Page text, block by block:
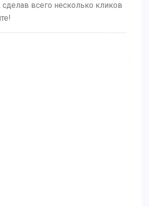
сделав всего несколько кликов